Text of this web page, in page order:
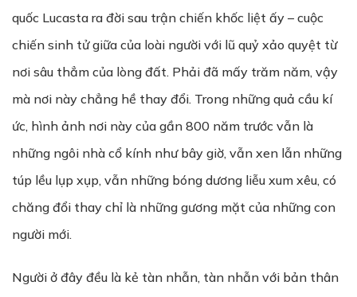
quốc Lucasta ra đời sau trận chiến khốc liệt ấy – cuộc
chiến sinh tử giữa của loài người với lũ quỷ xảo quyệt từ
nơi sâu thẳm của lòng đất. Phải đã mấy trăm năm, vậy
mà nơi này chẳng hề thay đổi. Trong những quả cầu kí
ức, hình ảnh nơi này của gần 800 năm trước vẫn là
những ngôi nhà cổ kính như bây giờ, vẫn xen lẫn những
túp lều lụp xụp, vẫn những bóng dương liễu xum xêu, có
chăng đổi thay chỉ là những gương mặt của những con
người mới.
Người ở đây đều là kẻ tàn nhẫn, tàn nhẫn với bản thân